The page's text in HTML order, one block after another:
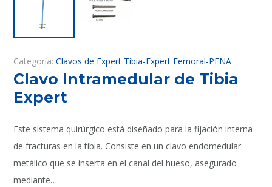
Categoría:Clavos de Expert Tibia-Expert Femoral-PFNA
Clavo Intramedular de Tibia
Expert
Este sistema quirúrgico está diseñado para la fijación interna
de fracturas en la tibia. Consiste en un clavo endomedular
metálico que se inserta en el canal del hueso, asegurado
mediante…